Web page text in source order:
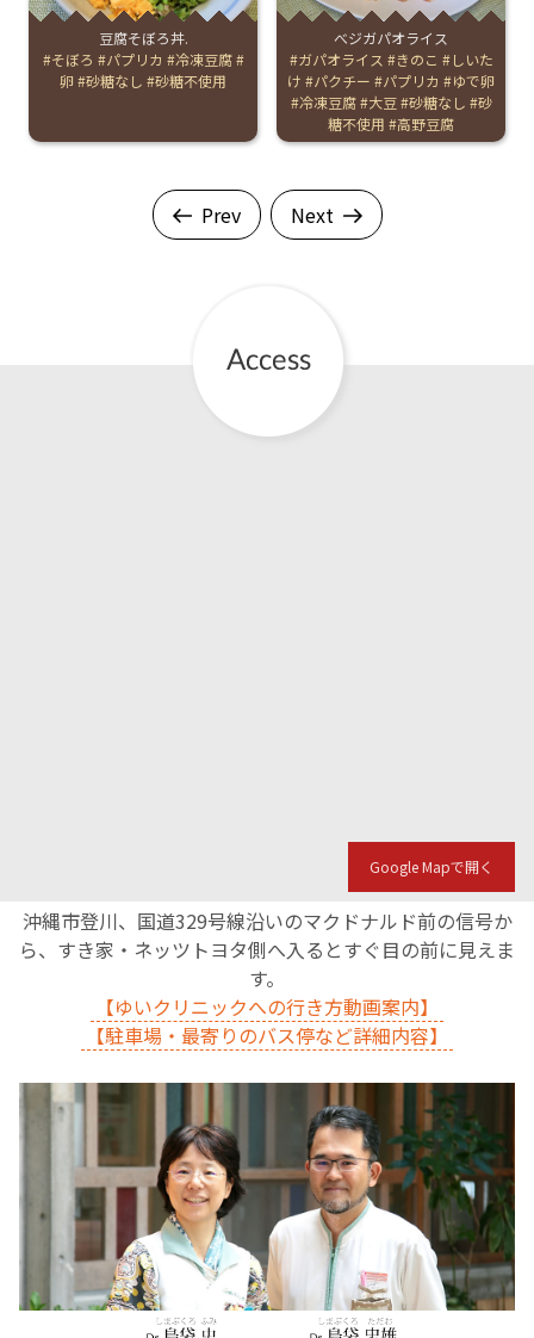
豆腐そぼろ丼.
Tags:
そぼろ パプリカ
冷凍豆腐
卵
砂糖なし 砂糖不使用
べジガパオライス
Tags:
ガパオライス きのこ
しいた
け
パクチー パプリカ
ゆで卵
冷凍豆腐 大豆 砂糖なし
砂
糖不使用
高野豆腐
Prev Next
Google Mapで開く
沖縄市登川、国道329号線沿いのマクドナルド前の信号か
ら、すき家・ネッツトヨタ側へ入るとすぐ目の前に見えま
す。
【ゆいクリニックへの行き方動画案内】
【駐車場・最寄りのバス停など詳細内容】